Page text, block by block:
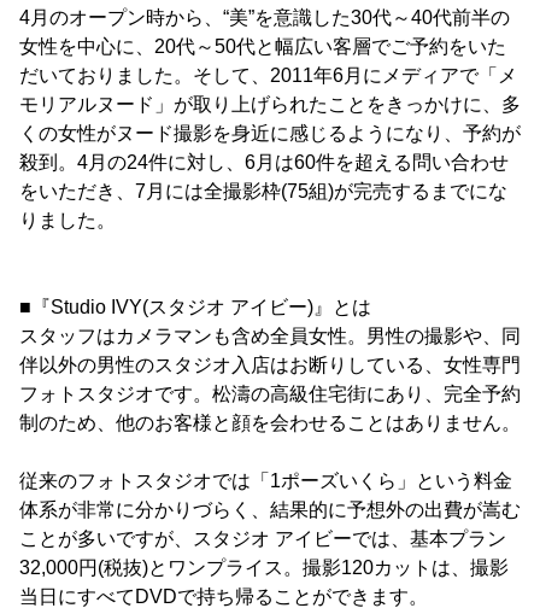
4月のオープン時から、“美”を意識した30代～40代前半の
女性を中心に、20代～50代と幅広い客層でご予約をいた
だいておりました。そして、2011年6月にメディアで「メ
モリアルヌード」が取り上げられたことをきっかけに、多
くの女性がヌード撮影を身近に感じるようになり、予約が
殺到。4月の24件に対し、6月は60件を超える問い合わせ
をいただき、7月には全撮影枠(75組)が完売するまでにな
りました。
■『Studio IVY(スタジオ アイビー)』とは
スタッフはカメラマンも含め全員女性。男性の撮影や、同
伴以外の男性のスタジオ入店はお断りしている、女性専門
フォトスタジオです。松濤の高級住宅街にあり、完全予約
制のため、他のお客様と顔を会わせることはありません。
従来のフォトスタジオでは「1ポーズいくら」という料金
体系が非常に分かりづらく、結果的に予想外の出費が嵩む
ことが多いですが、スタジオ アイビーでは、基本プラン
32,000円(税抜)とワンプライス。撮影120カットは、撮影
当日にすべてDVDで持ち帰ることができます。